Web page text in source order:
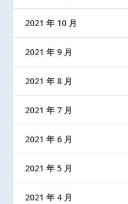
2021 年 10 月
2021 年 9 月
2021 年 8 月
2021 年 7 月
2021 年 6 月
2021 年 5 月
2021 年 4 月